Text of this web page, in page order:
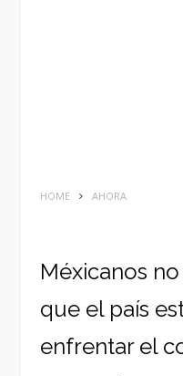
HOME AHORA
Méxicanos
que el país
enfrentar el